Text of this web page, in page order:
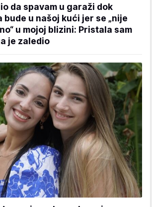
da spavam u garaži dok
bude u našoj kući jer se „nije
u mojoj blizini: Pristala sam
je zaledio